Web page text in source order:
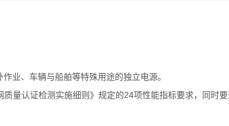
业、车辆与船舶等特殊用途的独立电源。
量认证检测实施细则》规定的24项性能指标要求，同时